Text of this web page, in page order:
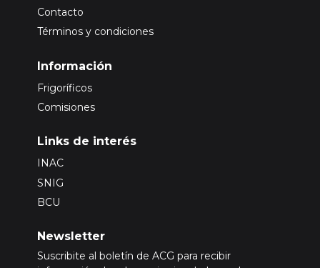
Contacto
Términos y condiciones
Información
Frigoríficos
Comisiones
Links de interés
INAC
SNIG
BCU
Newsletter
Suscribite al boletín de ACG para recibir